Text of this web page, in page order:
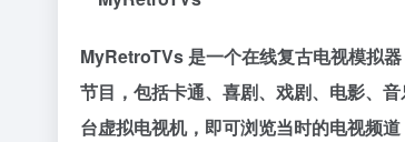
MyRetroTVs 是一个在线复古电视模拟
节目，包括卡通、喜剧、戏剧、电影、
台虚拟电视机，即可浏览当时的电视频